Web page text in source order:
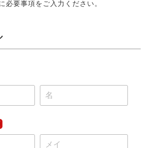
ぐ転職をお考えの方
必要事項をご入力ください。